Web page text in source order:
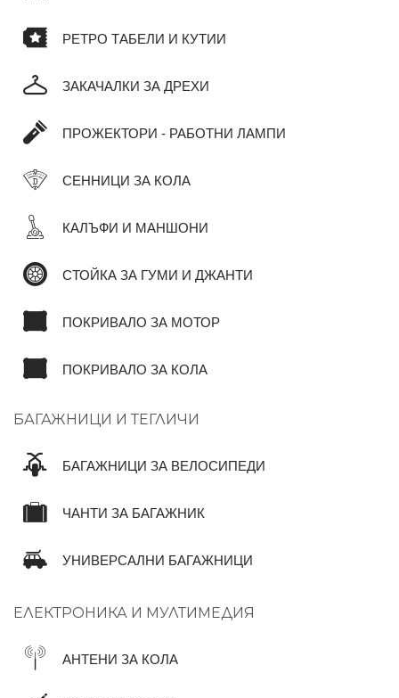
РЕТРО ТАБЕЛИ И КУТИИ
ЗАКАЧАЛКИ ЗА ДРЕХИ
ПРОЖЕКТОРИ - РАБОТНИ ЛАМПИ
СЕННИЦИ ЗА КОЛА
КАЛЪФИ И МАНШОНИ
СТОЙКА ЗА ГУМИ И ДЖАНТИ
ПОКРИВАЛО ЗА МОТОР
ПОКРИВАЛО ЗА КОЛА
БАГАЖНИЦИ И ТЕГЛИЧИ
БАГАЖНИЦИ ЗА ВЕЛОСИПЕДИ
ЧАНТИ ЗА БАГАЖНИК
УНИВЕРСАЛНИ БАГАЖНИЦИ
ЕЛЕКТРОНИКА И МУЛТИМЕДИЯ
АНТЕНИ ЗА КОЛА